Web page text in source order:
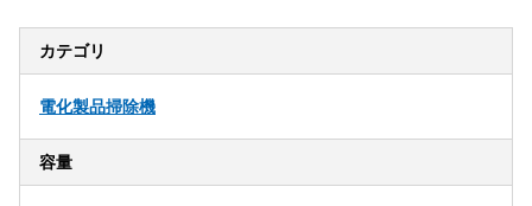
カテゴリ
電化製品掃除機
容量